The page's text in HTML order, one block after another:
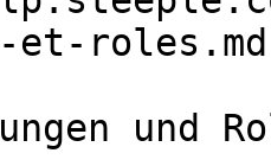
et-
und